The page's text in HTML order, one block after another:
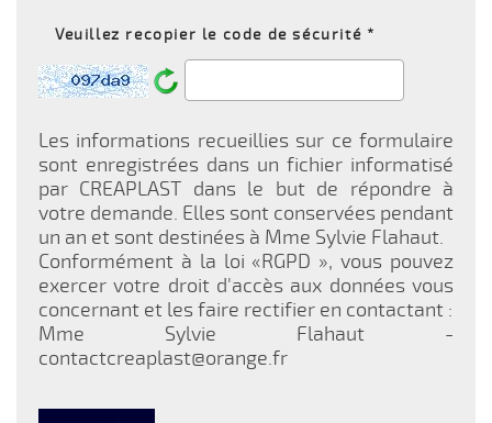
Veuillez recopier le code de sécurité *
Les informations recueillies sur ce formulaire
sont enregistrées dans un fichier informatisé
par CREAPLAST dans le but de répondre à
votre demande. Elles sont conservées pendant
un an et sont destinées à Mme Sylvie Flahaut.
Conformément à la loi «RGPD », vous pouvez
exercer votre droit d'accès aux données vous
concernant et les faire rectifier en contactant :
Mme Sylvie Flahaut -
contactcreaplast@orange.fr